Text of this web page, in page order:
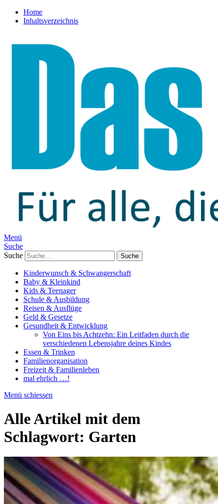
Home
Inhaltsverzeichnis
Menü
Suche
Suche
Kinderwunsch & Schwangerschaft
Baby & Kleinkind
Kids & Teenager
Schule & Ausbildung
Reisen & Ausflüge
Geld & Gesetze
Gesundheit & Entwicklung
Von Eins bis Achtzehn: Ein Leitfaden durch die
verschiedenen Lebensjahre deines Kindes
Essen & Trinken
Familienorganisation
Freizeit & Familienleben
mal ehrlich …!
Menü schiessen
Alle Artikel mit dem
Schlagwort: Garten